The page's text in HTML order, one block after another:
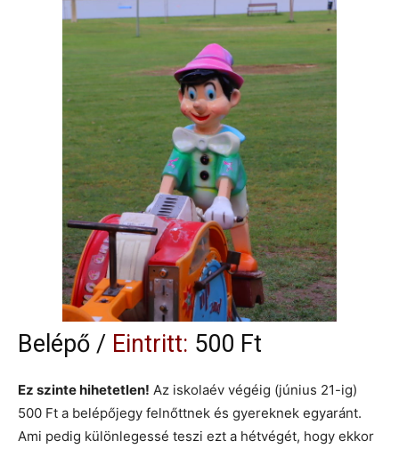
Belépő / Eintritt: 500 Ft
Ez szinte hihetetlen! Az iskolaév végéig (június 21-ig)
500 Ft a belépőjegy felnőttnek és gyereknek egyaránt.
Ami pedig különlegessé teszi ezt a hétvégét, hogy ekkor